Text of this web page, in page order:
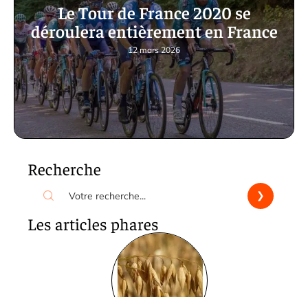
Le Tour de France 2020 se
déroulera entièrement en France
12 mars 2026
Recherche
Les articles phares